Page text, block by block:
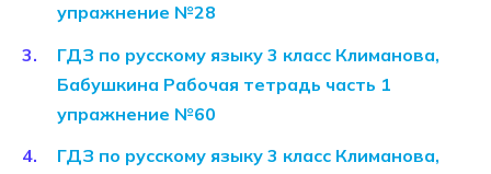
упражнение №28
ГДЗ по русскому языку 3 класс Климанова,
Бабушкина Рабочая тетрадь часть 1
упражнение №60
ГДЗ по русскому языку 3 класс Климанова,